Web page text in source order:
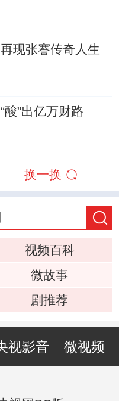
现张謇传奇人生
酸”出亿万财路
换一换
视频百科
微故事
剧推荐
视影音 微视频